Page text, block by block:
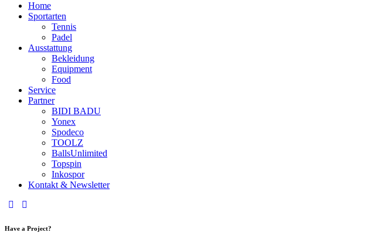
Home
Sportarten
Tennis
Padel
Ausstattung
Bekleidung
Equipment
Food
Service
Partner
BIDI BADU
Yonex
Spodeco
TOOLZ
BallsUnlimited
Topspin
Inkospor
Kontakt & Newsletter
Have a Project?